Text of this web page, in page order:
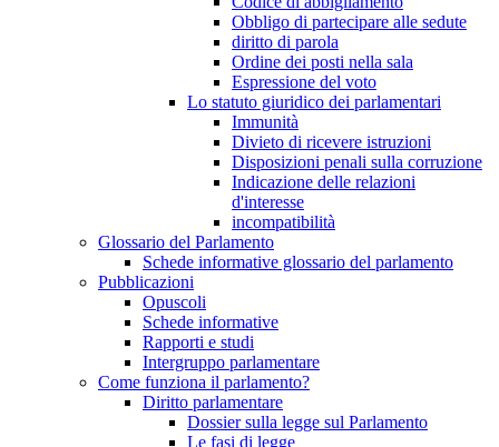
Obbligo di partecipare alle sedute
diritto di parola
Ordine dei posti nella sala
Espressione del voto
Lo statuto giuridico dei parlamentari
Immunità
Divieto di ricevere istruzioni
Disposizioni penali sulla corruzione
Indicazione delle relazioni
d'interesse
incompatibilità
Glossario del Parlamento
Schede informative glossario del parlamento
Pubblicazioni
Opuscoli
Schede informative
Rapporti e studi
Intergruppo parlamentare
Come funziona il parlamento?
Diritto parlamentare
Dossier sulla legge sul Parlamento
Le fasi di legge